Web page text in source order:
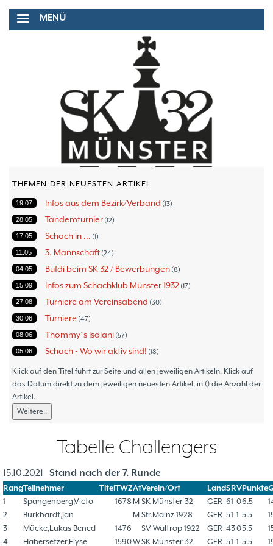
Inhalt
MENÜ
THEMEN DER NEUESTEN ARTIKEL
19.07 Infos aus dem Bezirk/Verband 13
28.05 Tandemturnier 12
17.05 Schach in ... 1
11.05 3. Mannschaft 24
04.05 Bufdi beim SK 32 / Bewerbungen 8
15.09 Infos zum Schachklub Münster 1932 17
27.08 Turniere am Vereinsabend 30
30.06 Turniere 47
08.06 Thommy´s Isolani 57
05.06 Schach - Wo wir aktiv sind! 18
11.05 Bezirksturniere 1
05.05 Frauenmannschaft 6
09.10
Jugendmannschaften
Landesebene 10
28.02 Blitz-/Schnellschach-Grandprix 4
17.08 Hammerstraßenfest 3
21.05 Hiltruper Frühlingsfest/Resümee 2
21.05 Schach in der JVA 2
Klick auf den Titel führt zur Seite und allen jeweiligen Artikeln, Klick auf
das Datum direkt zu dem jeweiligen neuesten Artikel, in () die Anzahl der
Artikel.
Weitere..
Tabelle Challengers
15.10.2021 Stand nach der 7. Runde
RangTeilnehmer TitelTWZAtVerein/Ort LandSRVPunkte
1
Spangenberg,Victo 1678 M SK Münster 32 GER 61 06.5
2
Burkhardt,Jan M Sfr.Mainz 1928 GER 51 1 5.5
3
Mücke,Lukas Bened 1476 SV Waltrop 1922 GER 4305.5
4
Habersetzer,Elyse 1590WSK Münster 32 GER 51 1 5.5